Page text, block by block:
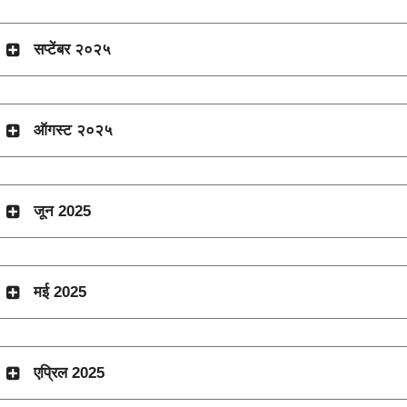
सप्टेंबर २०२५
ऑगस्ट २०२५
जून 2025
मई 2025
एप्रिल 2025